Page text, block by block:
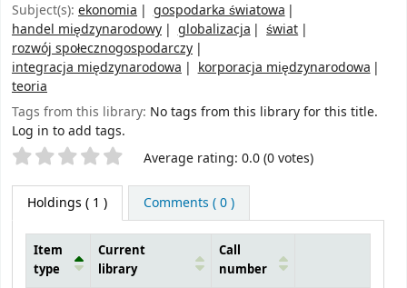
Subject(s): ekonomia
gospodarka światowa
handel międzynarodowy
globalizacja
świat
rozwój społecznogospodarczy
integracja międzynarodowa
korporacja międzynarodowa
teoria
Tags from this library: No tags from this library for this title.
Log in to add tags.
Star ratings Average rating: 0.0 (0 votes)
Holdings ( 1 ) Comments ( 0 )
Item
type
Current
library
Call
number